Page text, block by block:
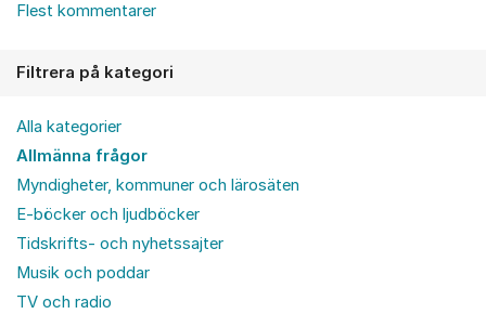
Flest kommentarer
Filtrera på kategori
Alla kategorier
Allmänna frågor
Myndigheter, kommuner och lärosäten
E-böcker och ljudböcker
Tidskrifts- och nyhetssajter
Musik och poddar
TV och radio